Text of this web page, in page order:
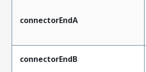
connectorEndA
connectorEndB